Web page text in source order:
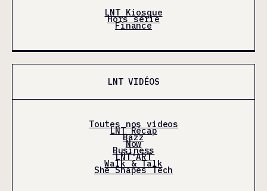
LNT Kiosque
Hors série
Finance
LNT VIDÉOS
Toutes nos videos
LNT Récap
Bazz
Now
Business
LNT'ART
Walk & Talk
She Shapes Tech